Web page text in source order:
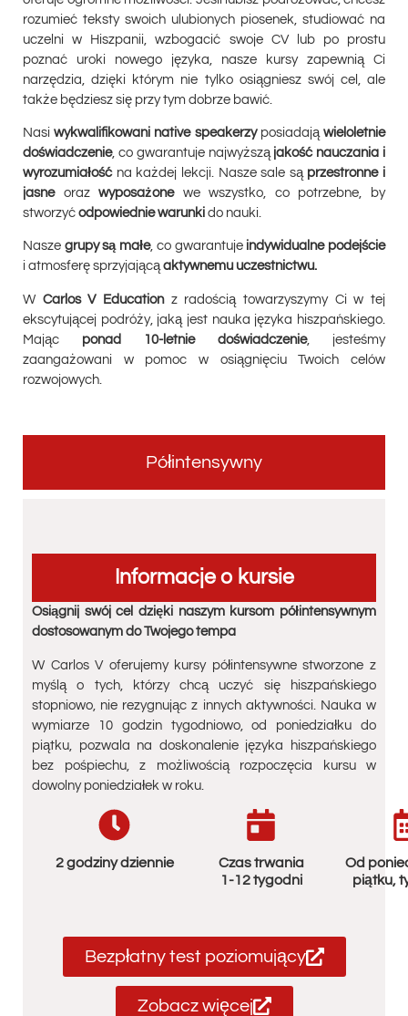
rozumieć teksty swoich ulubionych piosenek, studiować na
uczelni w Hiszpanii, wzbogacić swoje CV lub po prostu
poznać uroki nowego języka, nasze kursy zapewnią Ci
narzędzia, dzięki którym nie tylko osiągniesz swój cel, ale
także będziesz się przy tym dobrze bawić.
Nasiwykwalifikowani native speakerzy posiadająwieloletnie
doświadczenie, co gwarantuje najwyższą jakość nauczania i
wyrozumiałość na każdej lekcji. Nasze sale są przestronne i
jasneorazwyposażone we wszystko, co potrzebne, by
stworzyć odpowiednie warunki do nauki.
Nasze grupy są małe, co gwarantuje indywidualne podejście
i atmosferę sprzyjającąaktywnemu uczestnictwu.
W Carlos V Educationz radością towarzyszymy Ci w tej
ekscytującej podróży, jaką jest nauka języka hiszpańskiego.
Mając ponad 10-letnie doświadczenie, jesteśmy
zaangażowani w pomoc w osiągnięciu Twoich celów
rozwojowych.
Półintensywny
Informacje o kursie
Osiągnij swój cel dzięki naszym kursom półintensywnym
dostosowanym do Twojego tempa
W Carlos V oferujemy kursy półintensywne stworzone z
myślą o tych, którzy chcą uczyć się hiszpańskiego
stopniowo, nie rezygnując z innych aktywności. Nauka w
wymiarze 10 godzin tygodniowo, od poniedziałku do
piątku, pozwala na doskonalenie języka hiszpańskiego
bez pośpiechu, z możliwością rozpoczęcia kursu w
dowolny poniedziałek w roku.
2 godziny dziennie
Czas trwania
1-12 tygodni
Od
piątku,
Bezpłatny test poziomujący
Zobacz więcej